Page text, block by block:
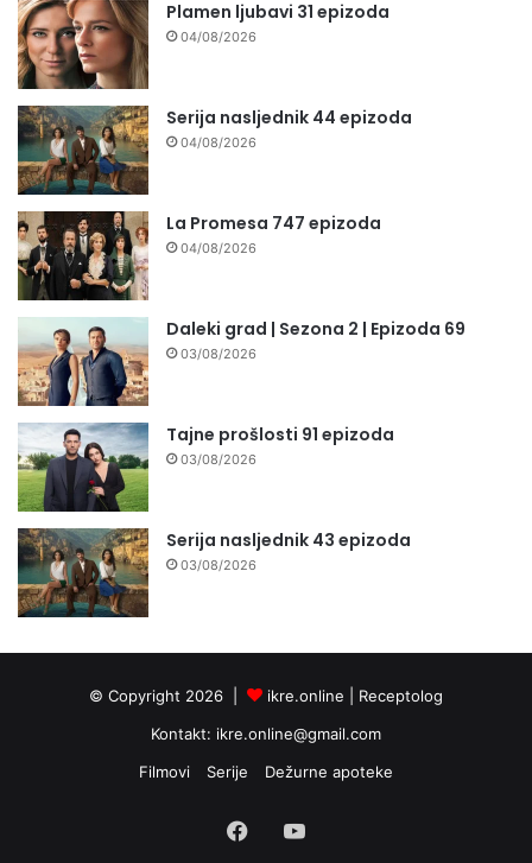
Plamen ljubavi 31 epizoda
04/08/2026
Serija nasljednik 44 epizoda
04/08/2026
La Promesa 747 epizoda
04/08/2026
Daleki grad | Sezona 2 | Epizoda 69
03/08/2026
Tajne prošlosti 91 epizoda
03/08/2026
Serija nasljednik 43 epizoda
03/08/2026
© Copyright 2026 | ikre.online | Receptolog
Kontakt: ikre.online@gmail.com
Filmovi
Serije Dežurne apoteke
FacebookYouTube